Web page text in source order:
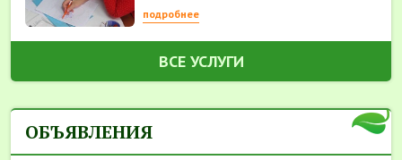
подробнее
ВСЕ УСЛУГИ
ОБЪЯВЛЕНИЯ